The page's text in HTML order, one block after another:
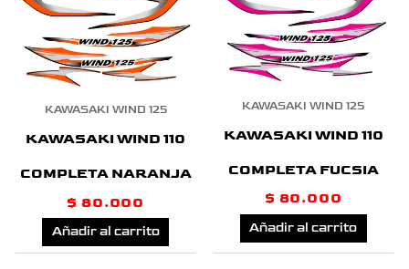
KAWASAKI WIND 125
KAWASAKI WIND 110
COMPLETA NARANJA
$ 80.000
Añadir al carrito
KAWASAKI WIND 125
KAWASAKI WIND 110
COMPLETA FUCSIA
$ 80.000
Añadir al carrito